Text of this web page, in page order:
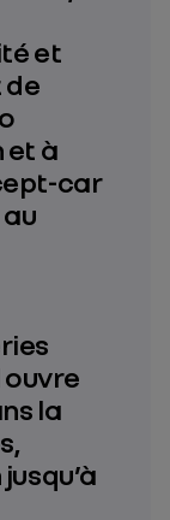
et
de
et à
car
ouvre
la